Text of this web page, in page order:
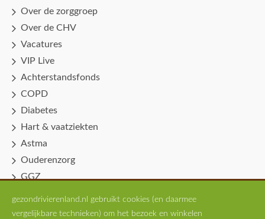
Over de zorggroep
Over de CHV
Vacatures
VIP Live
Achterstandsfonds
COPD
Diabetes
Hart & vaatziekten
Astma
Ouderenzorg
GGZ
Professionals
gezondrivierenland.nl gebruikt cookies (en daarmee
vergelijkbare technieken) om het bezoek en winkelen